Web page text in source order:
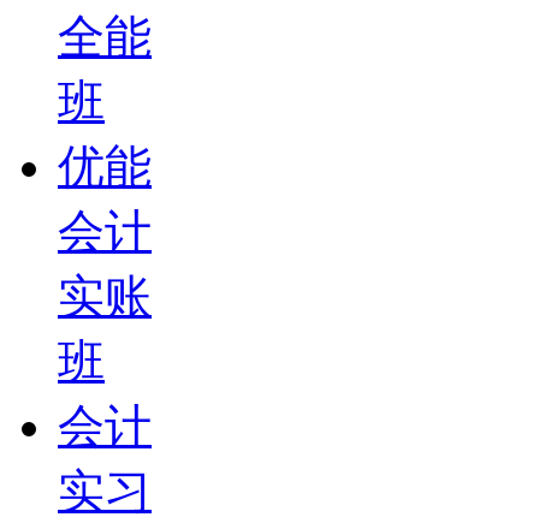
全能
班
优能
会计
实账
班
会计
实习